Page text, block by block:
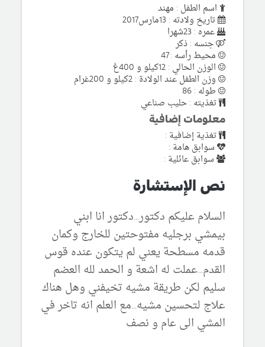
اسم الطفل : مهند
تاريخ ولادته : 13مارس2017
عمره : 23شهرا
جنسه : ذكر
محيط رأسه : 47
الوزن الحالي : 12كيلو و 400غ
وزن الطفل عند الولادة : 2كيلو و 200غرام
طوله : 86
تغذيته : حليب صناعي
معلومات إضافية
تغذية إضافية :
سوابق هامة :
سوابق عائلية :
نص الإستشارة
السلام عليكم دكتور...دكتور انا ابني
بيمشي برجليه مفتوحتين للخارج وكمان
قدمه مسطحة يعني لم يتكون عنده قوس
القدم...عملت له اشعة و الحمد لله العضم
سليم لكن طريقة مشيه تخيفني وهل هناك
علاج لتحسين مشيه...مع العلم انه تاخر في
المشي الى عام و نصف